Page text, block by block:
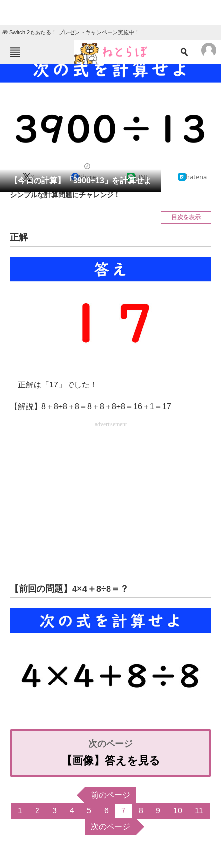
🎁 Switch 2もあたる！ プレゼントキャンペーン実施中！
ねとらぼメニュー
TOP ニュース
グルメ 地域
住まい 教育・育児
会員記事
ITの今と未来を見通す
スマホと通信の最新トレンド
好きが集まる 比べて選べる
経営リーダーのコミュニティ
マーケ×ITの今がよく分かる
エネルギーの専門メディア
ちょっと気になるネットの話題
【今日の計算】「3900÷13」を計算せよ
X Share LINE hatena
シンプルな計算問題にチャレンジ！
目次を表示
正解
正解は「17」でした！
【解説】8＋8÷8＋8＝8＋8＋8÷8＝16＋1＝17
advertisement
【前回の問題】4×4＋8÷8＝？
【画像】答えを見る
前のページ
1
2 3 4 5 6 7 8 9 10
11
次のページ